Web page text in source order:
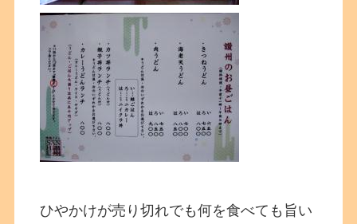
ひやかけが売り切れでも何を食べても旨い